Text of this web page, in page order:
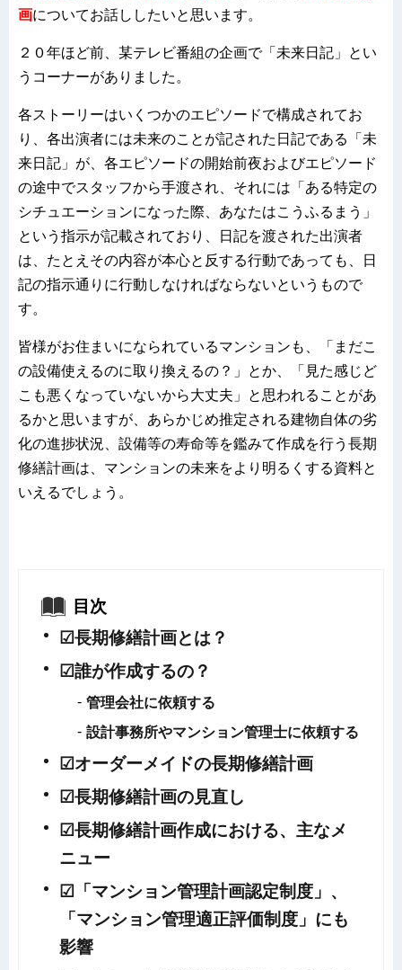
画についてお話ししたいと思います。
２０年ほど前、某テレビ番組の企画で「未来日記」とい
うコーナーがありました。
各ストーリーはいくつかのエピソードで構成されてお
り、各出演者には未来のことが記された日記である「未
来日記」が、各エピソードの開始前夜およびエピソード
の途中でスタッフから手渡され、それには「ある特定の
シチュエーションになった際、あなたはこうふるまう」
という指示が記載されており、日記を渡された出演者
は、たとえその内容が本心と反する行動であっても、日
記の指示通りに行動しなければならないというもので
す。
皆様がお住まいになられているマンションも、「まだこ
の設備使えるのに取り換えるの？」とか、「見た感じど
こも悪くなっていないから大丈夫」と思われることがあ
るかと思いますが、あらかじめ推定される建物自体の劣
化の進捗状況、設備等の寿命等を鑑みて作成を行う長期
修繕計画は、マンションの未来をより明るくする資料と
いえるでしょう。
目次
☑長期修繕計画とは？
☑誰が作成するの？
管理会社に依頼する
設計事務所やマンション管理士に依頼する
☑オーダーメイドの長期修繕計画
☑長期修繕計画の見直し
☑長期修繕計画作成における、主なメ
ニュー
☑「マンション管理計画認定制度」、
「マンション管理適正評価制度」にも
影響